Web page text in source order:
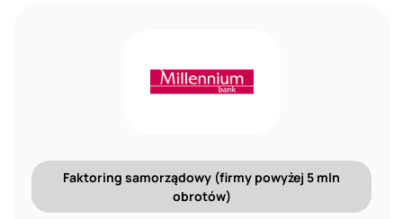
Faktoring samorządowy (firmy powyżej 5 mln
obrotów)